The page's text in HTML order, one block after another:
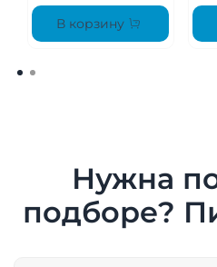
В корзину
Нужна
подборе?